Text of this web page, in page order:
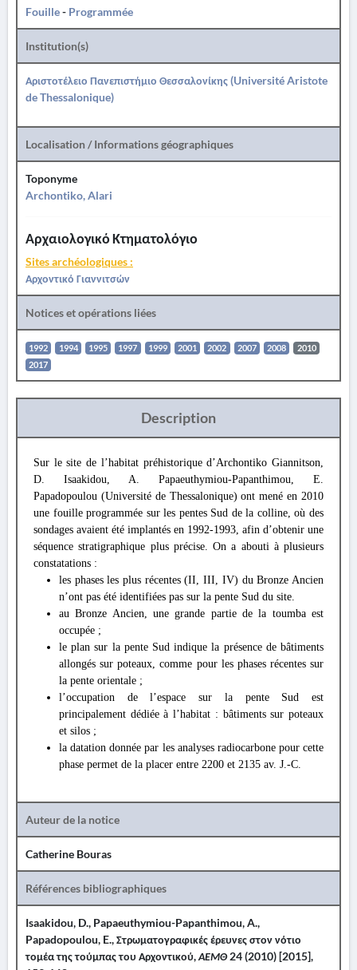
Fouille- Programmée
Institution(s)
Αριστοτέλειο Πανεπιστήμιο Θεσσαλονίκης (Université Aristote
de Thessalonique)
Localisation / Informations géographiques
Toponyme
Archontiko, Alari
Αρχαιολογικό Κτηματολόγιο
Sites archéologiques :
Αρχοντικό Γιαννιτσών
Notices et opérations liées
1992 1994 1995 1997 1999 2001 2002 2007 2008
2010
2017
Description
Sur le site de l’habitat préhistorique d’Archontiko Giannitson,
D. Isaakidou, A. Papaeuthymiou-Papanthimou, E.
Papadopoulou (Université de Thessalonique) ont mené en 2010
une fouille programmée sur les pentes Sud de la colline, où des
sondages avaient été implantés en 1992-1993, afin d’obtenir une
séquence stratigraphique plus précise. On a abouti à plusieurs
constatations :
les phases les plus récentes (II, III, IV) du Bronze Ancien
n’ont pas été identifiées pas sur la pente Sud du site.
au Bronze Ancien, une grande partie de la toumba est
occupée ;
le plan sur la pente Sud indique la présence de bâtiments
allongés sur poteaux, comme pour les phases récentes sur
la pente orientale ;
l’occupation de l’espace sur la pente Sud est
principalement dédiée à l’habitat : bâtiments sur poteaux
et silos ;
la datation donnée par les analyses radiocarbone pour cette
phase permet de la placer entre 2200 et 2135 av. J.-C.
Auteur de la notice
Catherine Bouras
Références bibliographiques
Isaakidou, D., Papaeuthymiou-Papanthimou, A.,
Papadopoulou, E., Στρωματογραφικές έρευνες στον νότιο
τομέα της τούμπας του Αρχοντικού,ΑΕΜΘ24 (2010) [2015],